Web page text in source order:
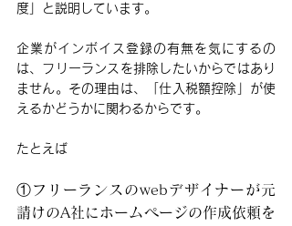
度」
と説明しています。
企業がインボイス登録の有無を気にするの
は、フリーランスを排除したいからではあり
ません。その理由は、「仕入税額控除」が使
えるかどうかに関わるからです。
たとえば
①フリーランスのwebデザイナーが元
請けのA社にホームページの作成依頼を